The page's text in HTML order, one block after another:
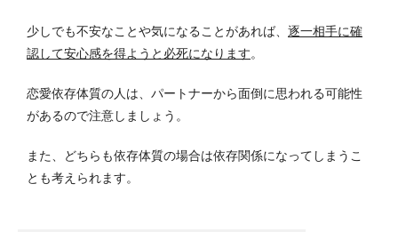
少しでも不安なことや気になることがあれば、 逐一相手に確
認して安心感を得ようと必死になります。
恋愛依存体質の人は、パートナーから面倒に思われる可能性
があるので注意しましょう。
また、どちらも依存体質の場合は依存関係になってしまうこ
とも考えられます。